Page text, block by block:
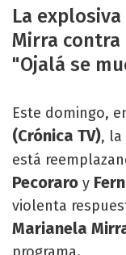
La
Mirra contra
"Ojalá se
Este domingo,
(Crónica TV), la
está
Pecoraro y
violenta
Marianela